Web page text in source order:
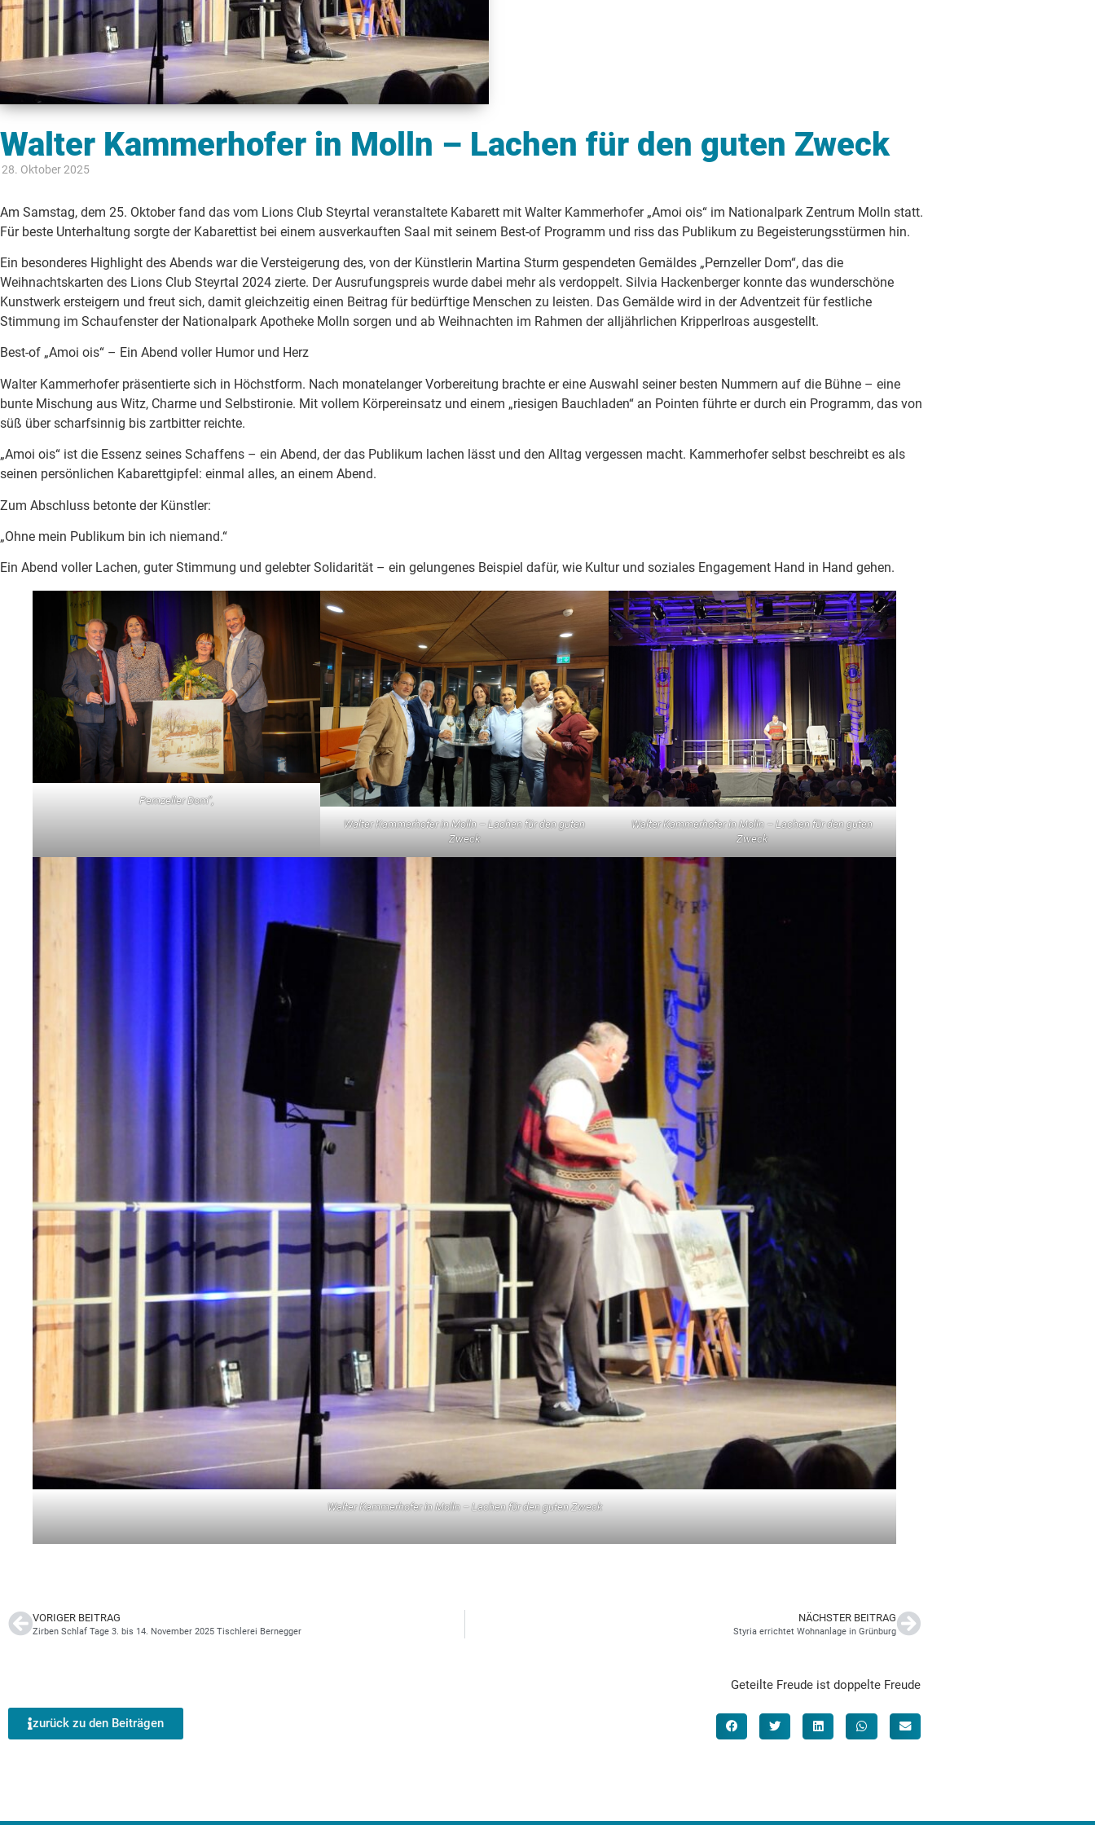
Walter Kammerhofer in Molln – Lachen für den guten Zweck
28. Oktober 2025
Am Samstag, dem 25. Oktober fand das vom Lions Club Steyrtal veranstaltete Kabarett mit Walter Kammerhofer „Amoi ois“ im Nationalpark Zentrum Molln statt.
Für beste Unterhaltung sorgte der Kabarettist bei einem ausverkauften Saal mit seinem Best-of Programm und riss das Publikum zu Begeisterungsstürmen hin.
Ein besonderes Highlight des Abends war die Versteigerung des, von der Künstlerin Martina Sturm gespendeten Gemäldes „Pernzeller Dom“, das die
Weihnachtskarten des Lions Club Steyrtal 2024 zierte. Der Ausrufungspreis wurde dabei mehr als verdoppelt. Silvia Hackenberger konnte das wunderschöne
Kunstwerk ersteigern und freut sich, damit gleichzeitig einen Beitrag für bedürftige Menschen zu leisten. Das Gemälde wird in der Adventzeit für festliche
Stimmung im Schaufenster der Nationalpark Apotheke Molln sorgen und ab Weihnachten im Rahmen der alljährlichen Kripperlroas ausgestellt.
Best-of „Amoi ois“ – Ein Abend voller Humor und Herz
Walter Kammerhofer präsentierte sich in Höchstform. Nach monatelanger Vorbereitung brachte er eine Auswahl seiner besten Nummern auf die Bühne – eine
bunte Mischung aus Witz, Charme und Selbstironie. Mit vollem Körpereinsatz und einem „riesigen Bauchladen“ an Pointen führte er durch ein Programm, das von
süß über scharfsinnig bis zartbitter reichte.
„Amoi ois“ ist die Essenz seines Schaffens – ein Abend, der das Publikum lachen lässt und den Alltag vergessen macht. Kammerhofer selbst beschreibt es als
seinen persönlichen Kabarettgipfel: einmal alles, an einem Abend.
Zum Abschluss betonte der Künstler:
„Ohne mein Publikum bin ich niemand.“
Ein Abend voller Lachen, guter Stimmung und gelebter Solidarität – ein gelungenes Beispiel dafür, wie Kultur und soziales Engagement Hand in Hand gehen.
Pernzeller Dom“,
Walter Kammerhofer in Molln – Lachen für den guten
Zweck
Walter Kammerhofer in Molln – Lachen für den guten
Zweck
Walter Kammerhofer in Molln – Lachen für den guten Zweck
VORIGER BEITRAG
Zirben Schlaf Tage 3. bis 14. November 2025 Tischlerei Bernegger
NÄCHSTER BEITRAG
Styria errichtet Wohnanlage in Grünburg
Geteilte Freude ist doppelte Freude
zurück zu den Beiträgen